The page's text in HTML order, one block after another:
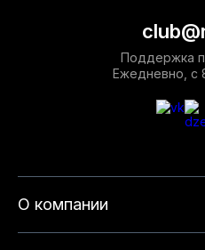
О компании
Поддержка
Ежедневно, с